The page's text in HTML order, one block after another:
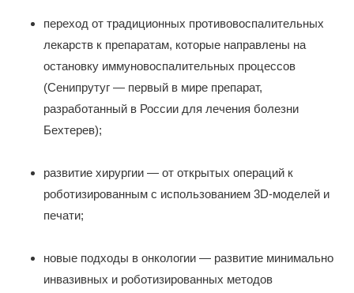
переход от традиционных противовоспалительных
лекарств к препаратам, которые направлены на
остановку иммуновоспалительных процессов
(Сенипрутуг — первый в мире препарат,
разработанный в России для лечения болезни
Бехтерев);
развитие хирургии — от открытых операций к
роботизированным с использованием 3D-моделей и
печати;
новые подходы в онкологии — развитие минимально
инвазивных и роботизированных методов